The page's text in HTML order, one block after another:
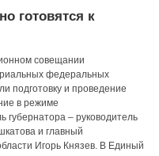
готовятся к
совещании
федеральных
подготовку и проведение
в режиме
губернатора – руководитель
и главный
Игорь Князев. В Единый